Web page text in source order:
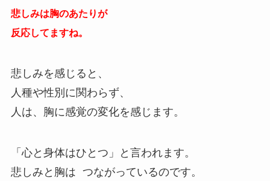
悲しみは胸のあたりが
反応してますね。
悲しみを感じると、
人種や性別に関わらず、
人は、胸に感覚の変化を感じます。
「心と身体はひとつ」と言われます。
悲しみと胸は つながっているのです。